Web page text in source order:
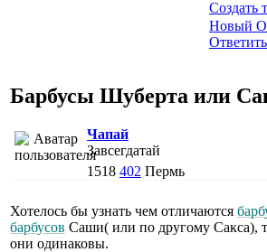
Создать
Новый
Ответить
Барбусы Шуберта или
Чапай
Завсегдатай
1518 402 Пермь
Хотелось бы узнать чем отличаются
барбусов Саши( или по другому Сакса),
они одинаковы.